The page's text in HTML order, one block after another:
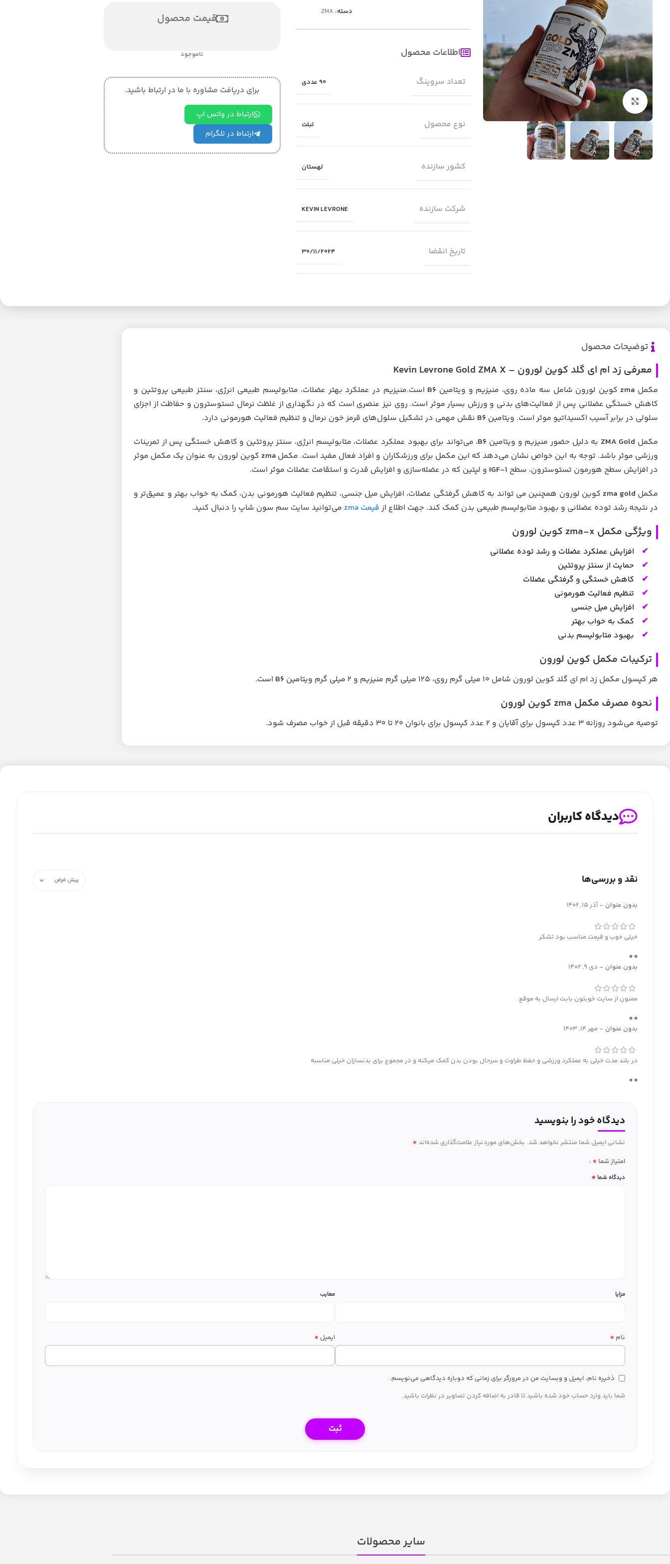
بزرگنمایی تصویر
دسته: ZMA
اطلاعات محصول
تعداد سروینگ 90 عددی
نوع محصول تبلت
کشور سازنده لهستان
شرکت سازنده KEVIN LEVRONE
تاریخ انقضا 30/11/2024
قیمت محصول
ناموجود
برای دریافت مشاوره با ما در ارتباط باشید.
ارتباط در واتس اپ
ارتباط در تلگرام
توضیحات محصول
معرفی زد ام ای گلد کوین لورون – Kevin Levrone Gold ZMA X
مکمل zma کوین لورون شامل سه ماده روی، منیزیم و ویتامین B۶ است.منیزیم در عملکرد بهتر عضلات، متابولیسم طبیعی انرژی، سنتز طبیعی پروتئین و
کاهش خستگی عضلانی پس از فعالیت‌های بدنی و ورزش بسیار موثر است. روی نیز عنصری است که در نگهداری از غلظت نرمال تستوسترون و حفاظت از اجزای
سلولی در برابر آسیب اکسیداتیو موثر است. ویتامین B۶ نقش مهمی در تشکیل سلول‌های قرمز خون نرمال و تنظیم فعالیت هورمونی دارد.
مکمل ZMA Gold به دلیل حضور منیزیم و ویتامین B۶، می‌تواند برای بهبود عملکرد عضلات، متابولیسم انرژی، سنتز پروتئین و کاهش خستگی پس از تمرینات
ورزشی موثر باشد. توجه به این خواص نشان می‌دهد که این مکمل برای ورزشکاران و افراد فعال مفید است. مکملzma کوین لورون به عنوان یک مکمل موثر
در افزایش سطح هورمون تستوسترون، سطح IGF-۱ و لپتین که در عضله‌سازی و افزایش قدرت و استقامت عضلات موثر است.
مکمل zma gold کوین لورون همچنین می تواند به کاهش گرفتگی عضلات، افزایش میل جنسی، تنظیم فعالیت هورمونی بدن، کمک به خواب بهتر و عمیق‌تر و
در نتیجه رشد توده عضلانی و بهبود متابولیسم طبیعی بدن کمک کند. جهت اطلاع از قیمت zma می‌توانید سایت سم سون شاپ را دنبال کنید.
ویژگی مکمل zma-x کوین لورون
افزایش عملکرد عضلات و رشد توده عضلانی
حمایت از سنتز پروتئین
کاهش خستگی و گرفتگی عضلات
تنظیم فعالیت هورمونی
افزایش میل جنسی
کمک به خواب بهتر
بهبود متابولیسم بدنی
ترکیبات مکمل کوین لورون
هر کپسول مکمل زد ام ای گلد کوین لورون شامل ۱۰ میلی گرم روی، ۱۲۵ میلی گرم منیزیم و ۲ میلی گرم ویتامین B۶ است.
نحوه مصرف مکمل zma کوین لورون
توصیه می‌شود روزانه ۳ عدد کپسول برای آقایان و ۲ عدد کپسول برای بانوان ۲۰ تا ۳۰ دقیقه قبل از خواب مصرف شود.
دیدگاه کاربران
نقد و بررسی‌ها
بدون عنوان – آذر 15, 1402
خیلی خوب و قیمت مناسب بود تشکر
0
0
بدون عنوان – دی 9, 1402
ممنون از سایت خوبتون بابت ارسال به موقع.
0
0
بدون عنوان – مهر 14, 1403
در بلند مدت خیلی به عملکرد ورزشی و حفظ طراوت و سرحال بودن بدن کمک میکنه و در مجموع برای بدنسازان خیلی مناسبه
0
0
دیدگاه خود را بنویسید
نشانی ایمیل شما منتشر نخواهد شد. بخش‌های موردنیاز علامت‌گذاری شده‌اند *
امتیاز شما *
دیدگاه شما *
مزایا معایب
نام * ایمیل *
ذخیره نام، ایمیل و وبسایت من در مرورگر برای زمانی که دوباره دیدگاهی می‌نویسم.
شما باید وارد حساب خود شده باشید تا قادر به اضافه کردن تصاویر در نظرات باشید.
سایر محصولات